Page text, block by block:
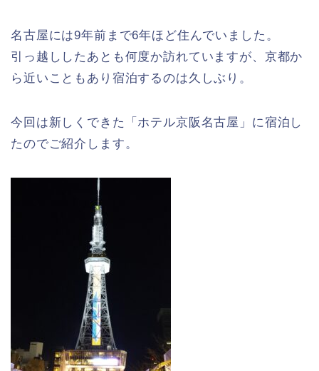
名古屋には9年前まで6年ほど住んでいました。
引っ越ししたあとも何度か訪れていますが、京都か
ら近いこともあり宿泊するのは久しぶり。
今回は新しくできた「ホテル京阪名古屋」に宿泊し
たのでご紹介します。